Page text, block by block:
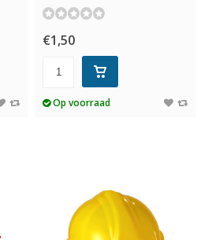
€1,50
Op voorraad